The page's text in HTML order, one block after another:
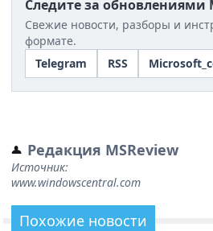
Следите за обновлениями
Свежие новости, разборы и
формате.
Telegram
RSS
Редакция MSReview
Источник:
www.windowscentral.com
Похожие новости